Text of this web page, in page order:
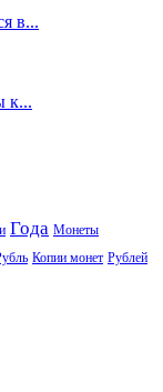
в...
к...
Года Монеты
Копии монет Рублей